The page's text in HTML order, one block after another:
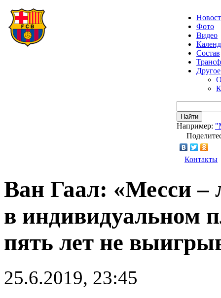
Фото
Видео
Состав
Другое
Найти
Например:
Контакты
Ван Гаал: «Месси –
в индивидуальном
пять лет не
25.6.2019, 23:45